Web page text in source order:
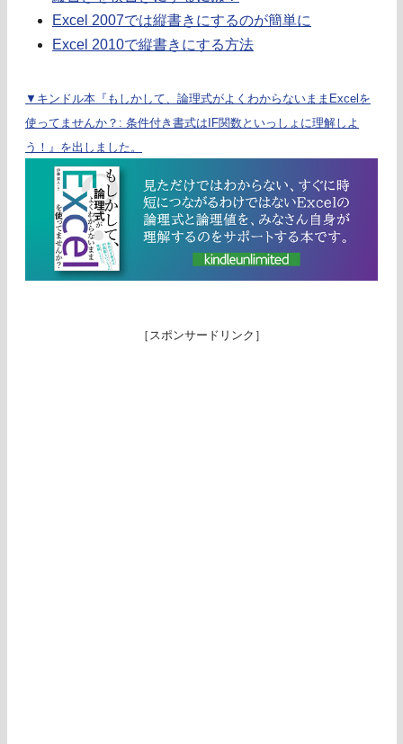
Excel 2007では縦書きにするのが簡単に
Excel 2010で縦書きにする方法
▼キンドル本『もしかして、論理式がよくわからないままExcelを
使ってませんか？: 条件付き書式はIF関数といっしょに理解しよ
う！』を出しました。
［スポンサードリンク］